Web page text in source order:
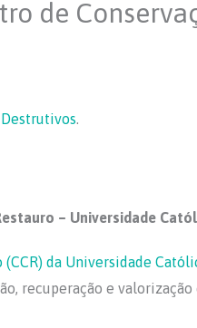
de
Destrutivos.
– Universidade
da Universidade
recuperação e